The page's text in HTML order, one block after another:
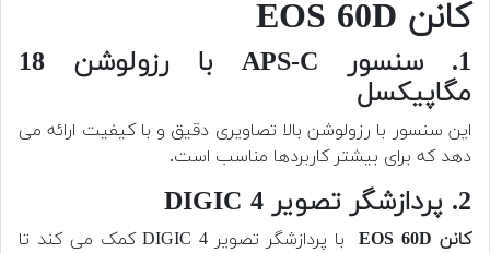
کانن EOS 60D
1. سنسور APS-C با رزولوشن 18
مگاپیکسل
این سنسور با رزولوشن بالا تصاویری دقیق و با کیفیت ارائه می
دهد که برای بیشتر کاربردها مناسب است.
2. پردازشگر تصویر DIGIC 4
کانن EOS 60D
با پردازشگر تصویر DIGIC 4 کمک می کند تا